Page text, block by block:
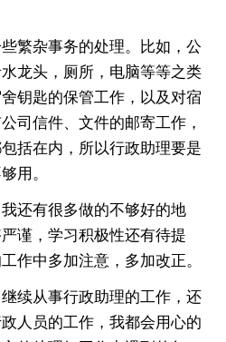
繁杂事务的处理。比如，公
龙头，厕所，电脑等等之类
钥匙的保管工作，以及对宿
司信件、文件的邮寄工作，
括在内，所以行政助理要是
用。
还有很多做的不够好的地
谨，学习积极性还有待提
作中多加注意，多加改正。
续从事行政助理的工作，还
人员的工作，我都会用心的